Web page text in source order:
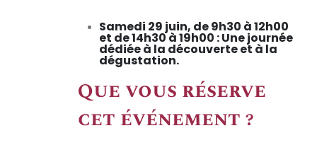
Samedi 29 juin, de 9h30 à 12h00
et de 14h30 à 19h00 : Une journée
dédiée à la découverte et à la
dégustation.
Que vous réserve
cet événement ?